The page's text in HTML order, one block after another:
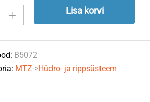
Lisa korvi
B5072
MTZ->Hüdro- ja rippsüsteem